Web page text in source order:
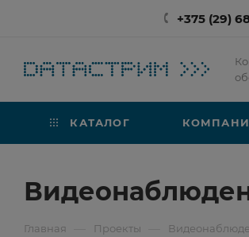
+375 (29)
КАТАЛОГ
Главная Проекты